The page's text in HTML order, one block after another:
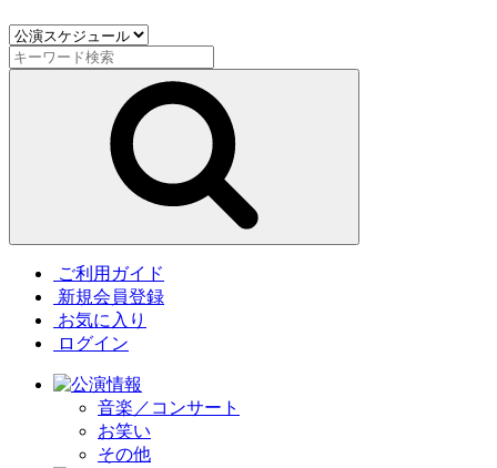
ご利用ガイド
新規会員登録
お気に入り
ログイン
音楽／コンサート
お笑い
その他